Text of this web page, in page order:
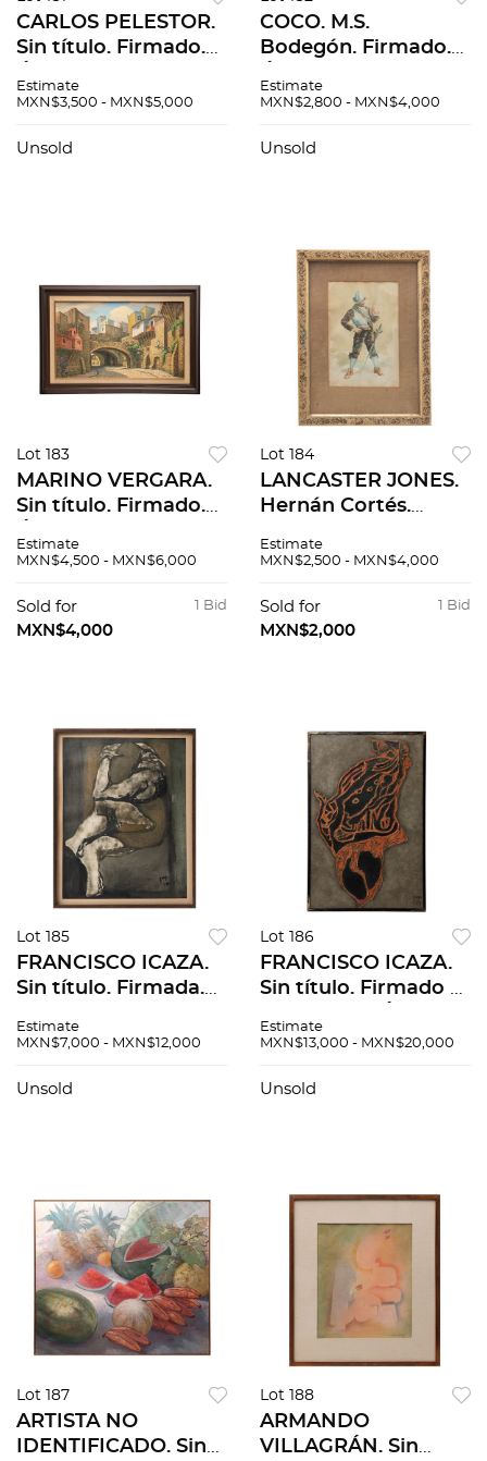
CARLOS PELESTOR.
Sin título. Firmado.
59 cm
Estimate
MXN$3,500 - MXN$5,000
Unsold
COCO. M.S.
Bodegón. Firmado.
70 cm
Estimate
MXN$2,800 - MXN$4,000
Unsold
Lot 183
MARINO VERGARA.
Sin título. Firmado.
100 cm
Estimate
MXN$4,500 - MXN$6,000
1 Bid
Sold for
MXN$4,000
Lot 184
LANCASTER JONES.
Hernán Cortés.
4-30-94. Acuarela
cm
Estimate
MXN$2,500 - MXN$4,000
1 Bid
Sold for
MXN$2,000
Lot 185
FRANCISCO ICAZA.
Sin título. Firmada.
x 50 cm
Estimate
MXN$7,000 - MXN$12,000
Unsold
Lot 186
FRANCISCO ICAZA.
Sin título. Firmado y
sobre tela. 98 x 64
Estimate
MXN$13,000 - MXN$20,000
Unsold
Lot 187
ARTISTA NO
IDENTIFICADO. Sin
Lot 188
ARMANDO
VILLAGRÁN. Sin